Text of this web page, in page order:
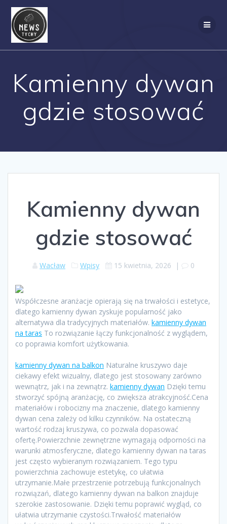
Kamienny dywan
gdzie stosować
Kamienny dywan
gdzie stosować
Wacław Wpisy 15 kwietnia, 2026 | 0
Współczesne aranżacje opierają się na trwałości i estetyce,
dlatego kamienny dywan zyskuje popularność jako
alternatywa dla tradycyjnych materiałów. kamienny dywan
na taras To rozwiązanie łączy funkcjonalność z wyglądem,
co poprawia komfort użytkowania.
kamienny dywan na balkon Naturalne kruszywo daje
ciekawy efekt wizualny, dlatego jest stosowany zarówno
wewnątrz, jak i na zewnątrz. kamienny dywan Dzięki temu
stworzyć spójną aranżację, co zwiększa atrakcyjność.Cena
materiałów i robocizny ma znaczenie, dlatego kamienny
dywan cena zależy od kilku czynników. Na ostateczną
wartość rodzaj kruszywa, co pozwala dopasować
ofertę.Powierzchnie zewnętrzne wymagają odporności na
warunki atmosferyczne, dlatego kamienny dywan na taras
jest często wybieranym rozwiązaniem. Tego typu
powierzchnia zachowuje estetykę, co ułatwia
utrzymanie.Małe przestrzenie potrzebują funkcjonalnych
rozwiązań, dlatego kamienny dywan na balkon znajduje
szerokie zastosowanie. Dzięki temu poprawić wygląd, co
ułatwia utrzymanie czystości.Trwałość materiałów